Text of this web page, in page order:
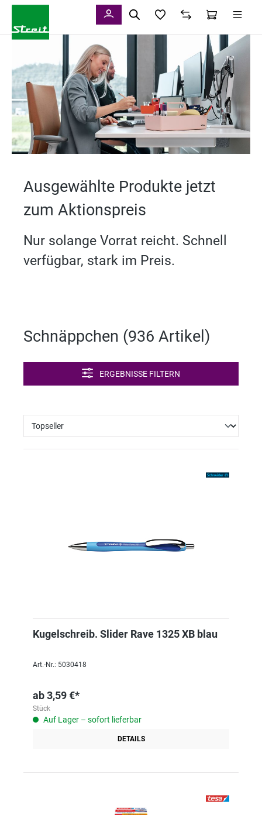
Ausgewählte Produkte jetzt
zum Aktionspreis
Nur solange Vorrat reicht. Schnell
verfügbar, stark im Preis.
Schnäppchen (936 Artikel )
ERGEBNISSE FILTERN
Kugelschreib. Slider Rave 1325 XB blau
Art.-Nr.: 5030418
ab3,59 €*
Stück
Auf Lager – sofort lieferbar
DETAILS